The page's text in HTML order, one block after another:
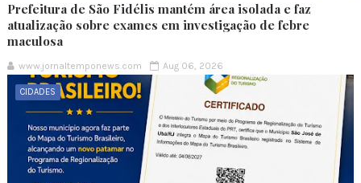
Prefeitura de São Fidélis mantém área isolada e faz
atualização sobre exames em investigação de febre
maculosa
www.jornaltemponews.com Aug 06, 2026
CIDADES